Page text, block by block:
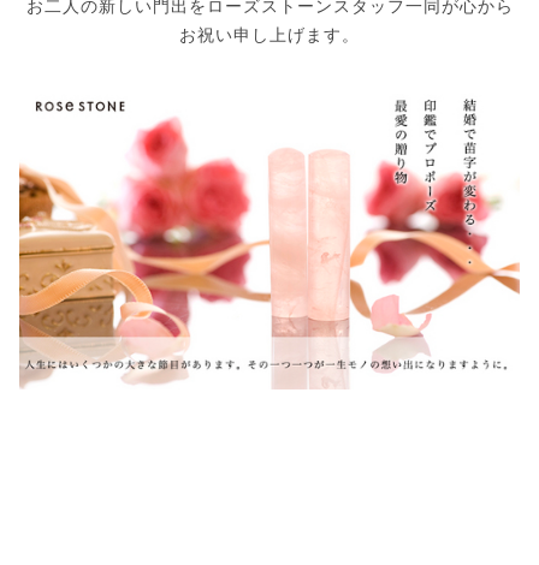
お二人の新しい門出をローズストーンスタッフ一同が心から
お祝い申し上げます。